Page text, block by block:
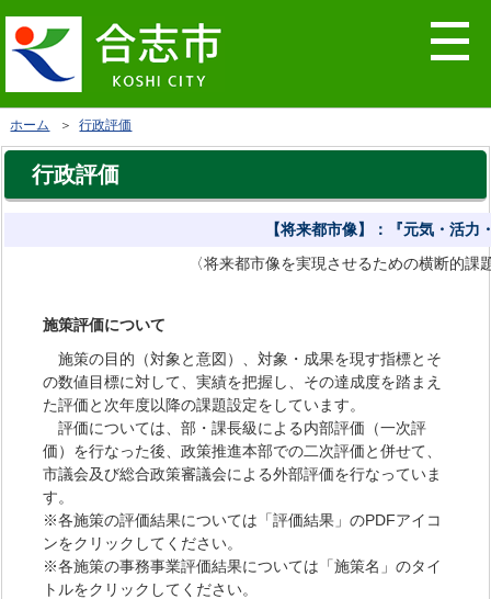
ホーム ＞行政評価
行政評価
【将来都市像】：『元気・活力
〈将来都市像を実現させるための横断的課
施策評価について
施策の目的（対象と意図）、対象・成果を現す指標とそ
の数値目標に対して、実績を把握し、その達成度を踏まえ
た評価と次年度以降の課題設定をしています。
評価については、部・課長級による内部評価（一次評
価）を行なった後、政策推進本部での二次評価と併せて、
市議会及び総合政策審議会による外部評価を行なっていま
す。
※各施策の評価結果については「評価結果」のPDFアイコ
ンをクリックしてください。
※各施策の事務事業評価結果については「施策名」のタイ
トルをクリックしてください。